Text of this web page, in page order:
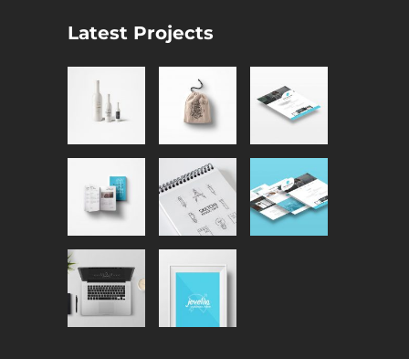
Latest Projects